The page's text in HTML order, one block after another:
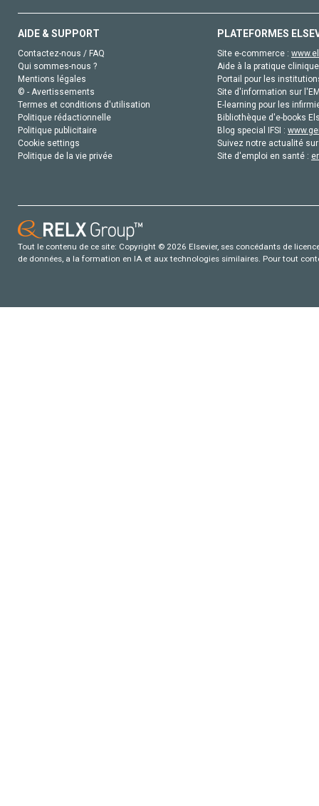
AIDE & SUPPORT
Contactez-nous / FAQ
Qui sommes-nous ?
Mentions légales
© - Avertissements
Termes et conditions d'utilisation
Politique rédactionnelle
Politique publicitaire
Cookie settings
Politique de la vie privée
PLATEFORMES
Site e-commerce :
Aide à la pratique
Portail pour les
Site d'information sur
E-learning pour les
Bibliothèque d'e-books
Blog special IFSI :
Suivez notre actualité
Site d'emploi en santé :
Tout le contenu de ce site: Copyright © 2026 Elsevier, ses concédants de
de données, a la formation en IA et aux technologies similaires. Pour tout